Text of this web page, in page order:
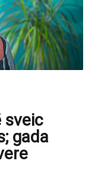
sveic
gada